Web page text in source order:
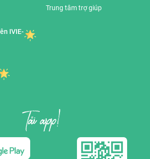
IVIE-
Trung tâm trợ giúp